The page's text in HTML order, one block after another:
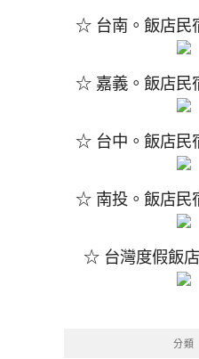
☆ 台南。飯店民
☆ 嘉義。飯店民
☆ 台中。飯店民
☆ 南投。飯店民
☆ 台灣度假飯
分類